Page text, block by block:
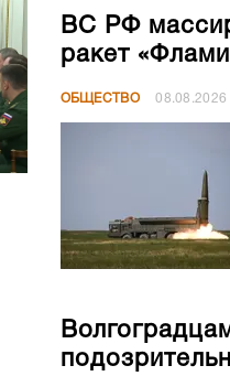
ВС РФ
ракет
ОБЩЕСТВО 08.08.2026